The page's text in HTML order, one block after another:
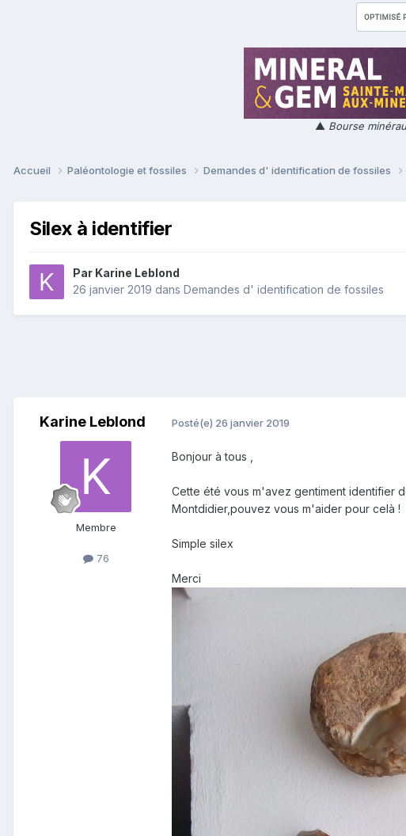
▲ Bourse
Accueil Paléontologie et fossiles Demandes d' identification de fossiles
Silex à identifier
Par Karine Leblond
26 janvier 2019 dans Demandes d' identification de fossiles
Karine Leblond
Membre
76
Posté(e) 26 janvier 2019
Bonjour à tous ,
Cette été vous m'avez gentiment identifier
Montdidier,pouvez vous m'aider pour celà !
Simple silex
Merci